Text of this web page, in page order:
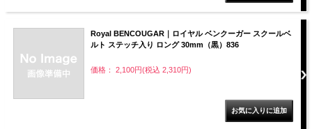
Royal BENCOUGAR｜ロイヤル ベンクーガー スクールベ
ルト ステッチ入り ロング 30mm（黒）836
価格： 2,100円(税込 2,310円)